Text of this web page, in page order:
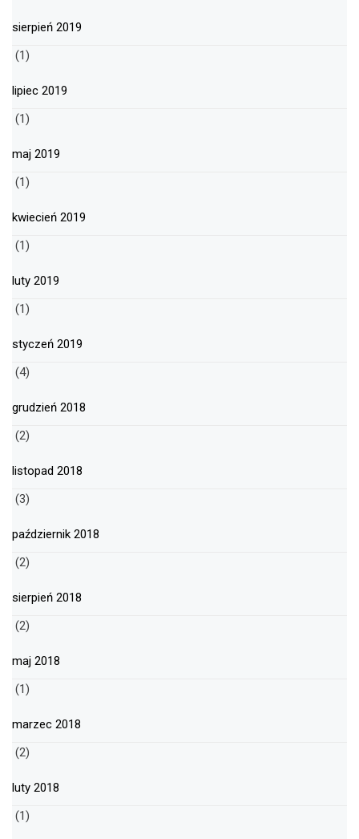
sierpień 2019
(1)
lipiec 2019
(1)
maj 2019
(1)
kwiecień 2019
(1)
luty 2019
(1)
styczeń 2019
(4)
grudzień 2018
(2)
listopad 2018
(3)
październik 2018
(2)
sierpień 2018
(2)
maj 2018
(1)
marzec 2018
(2)
luty 2018
(1)